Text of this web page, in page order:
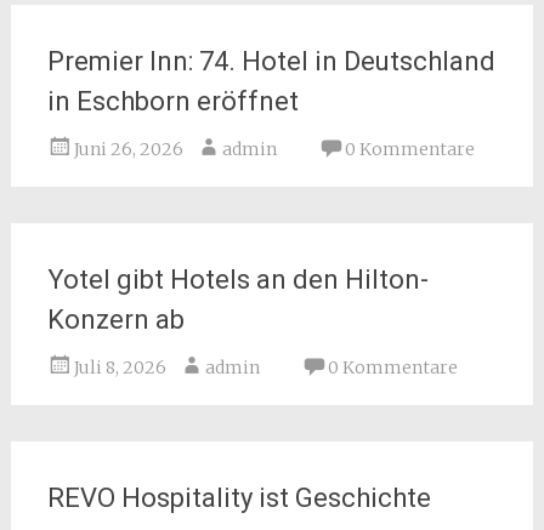
Premier Inn: 74. Hotel in Deutschland
in Eschborn eröffnet
Juni 26, 2026 admin 0 Kommentare
Yotel gibt Hotels an den Hilton-
Konzern ab
Juli 8, 2026 admin 0 Kommentare
REVO Hospitality ist Geschichte